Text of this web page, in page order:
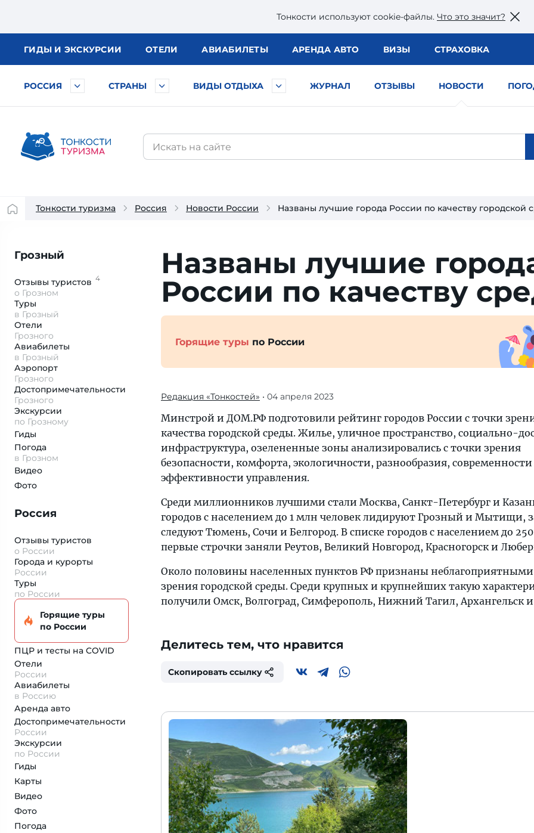
Тонкости используют сookie-файлы. Что это значит?
ГИДЫ И ЭКСКУРСИИ ОТЕЛИ АВИАБИЛЕТЫ АРЕНДА АВТО ВИЗЫ СТРАХОВКА
РОССИЯ СТРАНЫ ВИДЫ ОТДЫХА ЖУРНАЛ ОТЗЫВЫ НОВОСТИ
Тонкости туризма Россия Новости России Названы лучшие города России по качеству городской
Грозный
Отзывы туристов 4
о Грозном
Туры
в Грозный
Отели
Грозного
Авиабилеты
в Грозный
Аэропорт
Грозного
Достопримеча­тельности
Грозного
Экскурсии
по Грозному
Гиды
Погода
в Грозном
Видео
Фото
Россия
Отзывы туристов
о России
Города и курорты
России
Туры
по России
Горящие туры
по России
ПЦР и тесты на COVID
Отели
России
Авиабилеты
в Россию
Аренда авто
Достопримеча­тельности
России
Экскурсии
по России
Гиды
Карты
Видео
Фото
Погода
Названы лучшие
России по качеству
Горящие туры по России
Редакция «Тонкостей» • 04 апреля 2023
Минстрой и ДОМ.РФ подготовили рейтинг городов России с точки
качества городской среды. Жилье, уличное пространство, социально-
инфраструктура, озелененные зоны анализировались с точки зрения
безопасности, комфорта, экологичности, разнообразия,
эффективности управления.
Среди миллионников лучшими стали Москва, Санкт-Петербург и
городов с населением до 1 млн человек лидируют Грозный и Мытищи,
следуют Тюмень, Сочи и Белгород. В списке городов с населением до
первые строчки заняли Реутов, Великий Новгород, Красногорск и
Около половины населенных пунктов РФ признаны неблагоприятными
зрения городской среды. Среди крупных и крупнейших такую
получили Омск, Волгоград, Симферополь, Нижний Тагил, Архангельск и
Делитесь тем, что нравится
Скопировать ссылку